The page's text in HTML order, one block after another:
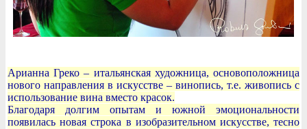
Арианна Греко – итальянская художница, основоположница
нового направления в искусстве – винопись, т.е. живопись с
использование вина вместо красок.
Благодаря долгим опытам и южной эмоциональности
появилась новая строка в изобразительном искусстве, тесно